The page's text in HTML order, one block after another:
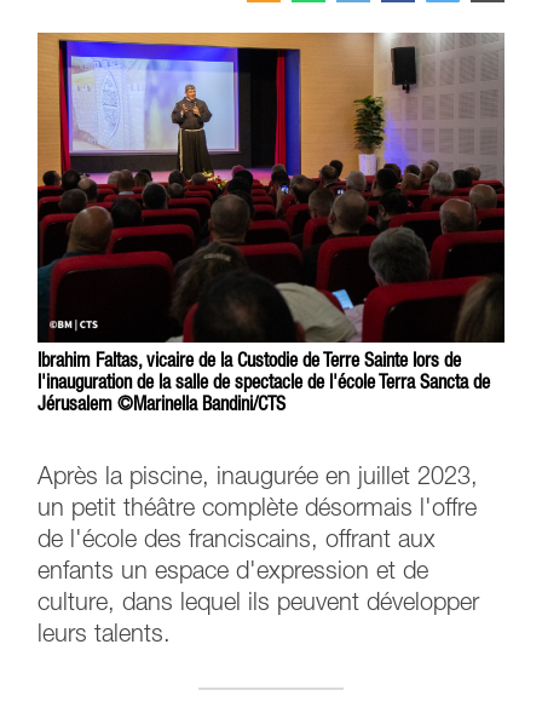
Ibrahim Faltas, vicaire de la Custodie de Terre Sainte lors de
l'inauguration de la salle de spectacle de l'école Terra Sancta de
Jérusalem ©Marinella Bandini/CTS
Après la piscine, inaugurée en juillet 2023,
un petit théâtre complète désormais l'offre
de l'école des franciscains, offrant aux
enfants un espace d'expression et de
culture, dans lequel ils peuvent développer
leurs talents.